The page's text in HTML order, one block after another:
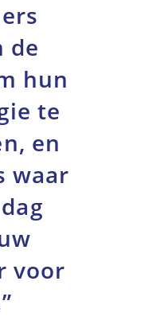
de
hun
te
en
waar
voor